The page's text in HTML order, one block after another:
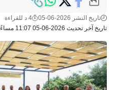
تاريخ آخر تحديث 2026-06-05 11:07 مساءً
تاريخ النشر 2026-06-05 4 د للقراءة